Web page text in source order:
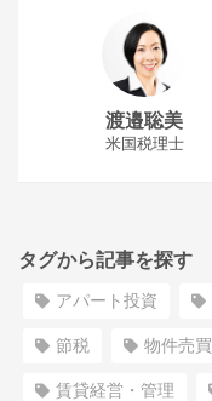
渡邉聡美
米国税理士
タグから記事を探す
アパート投資
節税 物件売買
賃貸経営・管理